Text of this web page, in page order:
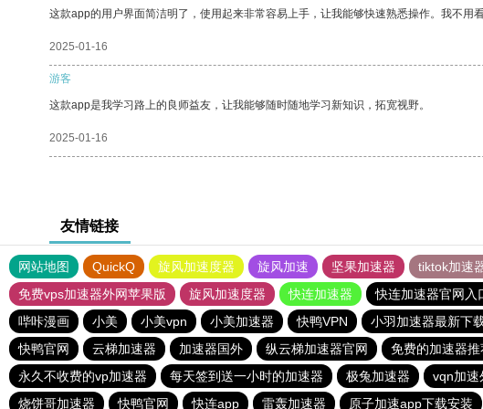
这款app的用户界面简洁明了，使用起来非常容易上手，让我能够快速熟悉操作。我不用
2025-01-16
游客
这款app是我学习路上的良师益友，让我能够随时随地学习新知识，拓宽视野。
2025-01-16
友情链接
网站地图 QuickQ 旋风加速度器 旋风加速 坚果加速器 tiktok加速
免费vps加速器外网苹果版
旋风加速度器 快连加速器 快连加速器官网入
哔咔漫画
小美 小美vpn 小美加速器 快鸭VPN 小羽加速器最新下
快鸭官网
云梯加速器 加速器国外 纵云梯加速器官网 免费的加速器
永久不收费的vp加速器
每天签到送一小时的加速器 极兔加速器 vqn加速
烧饼哥加速器
快鸭官网 快连app 雷轰加速器 原子加速app下载安装